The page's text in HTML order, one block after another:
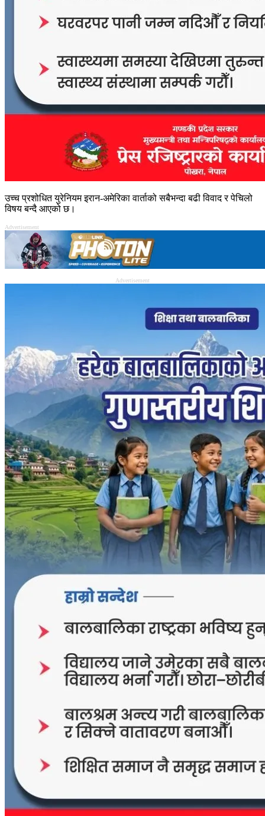
उच्च प्रशोधित युरेनियम इरान-अमेरिका वार्ताको सबैभन्दा बढी विवाद र पेचिलो
विषय बन्दै आएको छ।
Advertisement
Advertisement